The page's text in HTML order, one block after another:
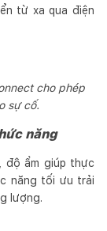
từ xa qua điện
cho phép
sự cố.
năng
độ ẩm giúp thực
năng tối ưu trải
lượng.